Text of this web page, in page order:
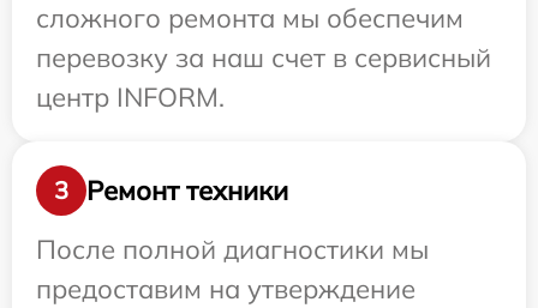
сложного ремонта мы обеспечим
перевозку за наш счет в сервисный
центр INFORM.
3
Ремонт техники
После полной диагностики мы
предоставим на утверждение